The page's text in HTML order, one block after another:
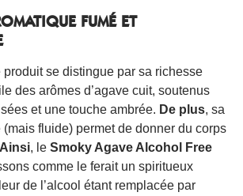
FUMÉ ET
produit se distingue par sa richesse
des arômes d’agave cuit, soutenus
et une touche ambrée. De plus, sa
fluide) permet de donner du corps
Ainsi, le Smoky Agave Alcohol Free
comme le ferait un spiritueux
de l’alcool étant remplacée par